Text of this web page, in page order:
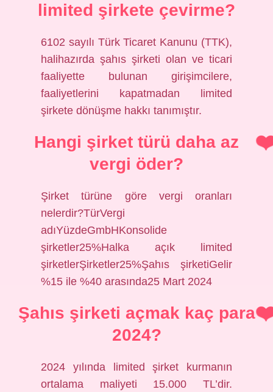
limited şirkete çevirme?
6102 sayılı Türk Ticaret Kanunu (TTK),
halihazırda şahıs şirketi olan ve ticari
faaliyette bulunan girişimcilere,
faaliyetlerini kapatmadan limited
şirkete dönüşme hakkı tanımıştır.
Hangi şirket türü daha az
vergi öder?
Şirket türüne göre vergi oranları
nelerdir?TürVergi
adıYüzdeGmbHKonsolide
şirketler25%Halka açık limited
şirketlerŞirketler25%Şahıs şirketiGelir
%15 ile %40 arasında25 Mart 2024
Şahıs şirketi açmak kaç para
2024?
2024 yılında limited şirket kurmanın
ortalama maliyeti 15.000 TL’dir.